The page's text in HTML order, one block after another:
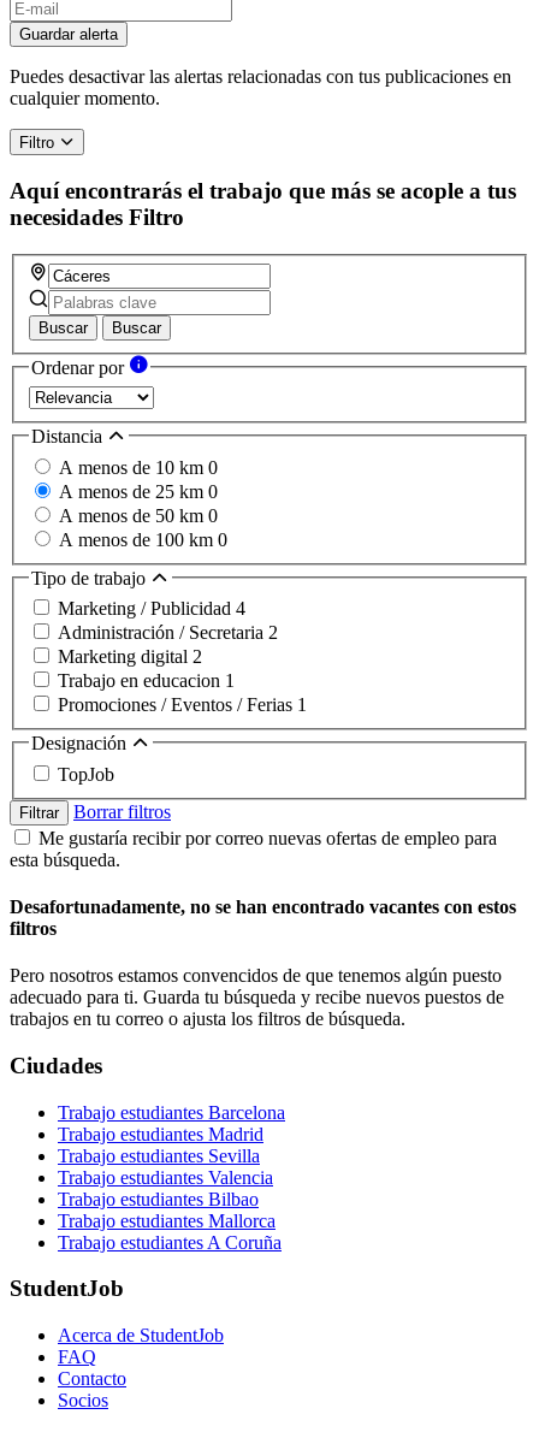
Guardar alerta
Puedes desactivar las alertas relacionadas con tus publicaciones en
cualquier momento.
Filtro
Aquí encontrarás el trabajo que más se acople a tus
necesidades Filtro
Buscar Buscar
Ordenar por
Distancia
A menos de 10 km 0
A menos de 25 km 0
A menos de 50 km 0
A menos de 100 km 0
Tipo de trabajo
Marketing / Publicidad 4
Administración / Secretaria 2
Marketing digital 2
Trabajo en educacion 1
Promociones / Eventos / Ferias 1
Designación
TopJob
Filtrar
Borrar filtros
Me gustaría recibir por correo nuevas ofertas de empleo para
esta búsqueda.
Desafortunadamente, no se han encontrado vacantes con estos
filtros
Pero nosotros estamos convencidos de que tenemos algún puesto
adecuado para ti. Guarda tu búsqueda y recibe nuevos puestos de
trabajos en tu correo o ajusta los filtros de búsqueda.
Ciudades
Trabajo estudiantes Barcelona
Trabajo estudiantes Madrid
Trabajo estudiantes Sevilla
Trabajo estudiantes Valencia
Trabajo estudiantes Bilbao
Trabajo estudiantes Mallorca
Trabajo estudiantes A Coruña
StudentJob
Acerca de StudentJob
FAQ
Contacto
Socios